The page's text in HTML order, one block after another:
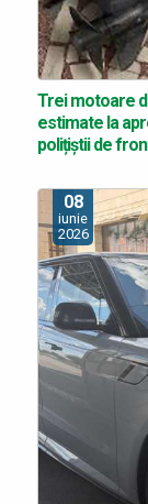
Trei motoare
estimate la
polițiștii de
08
iunie
2026